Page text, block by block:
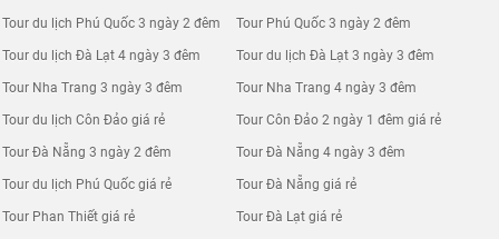
Tour du lịch Phú Quốc 3 ngày 2 đêm Tour Phú Quốc 3 ngày 2 đêm
Tour du lịch Đà Lạt 4 ngày 3 đêm Tour du lịch Đà Lạt 3 ngày 3 đêm
Tour Nha Trang 3 ngày 3 đêm Tour Nha Trang 4 ngày 3 đêm
Tour du lịch Côn Đảo giá rẻ Tour Côn Đảo 2 ngày 1 đêm giá rẻ
Tour Đà Nẵng 3 ngày 2 đêm Tour Đà Nẵng 4 ngày 3 đêm
Tour du lịch Phú Quốc giá rẻ Tour Đà Nẵng giá rẻ
Tour Phan Thiết giá rẻ Tour Đà Lạt giá rẻ